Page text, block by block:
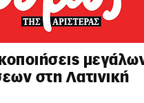
στη Λατινική